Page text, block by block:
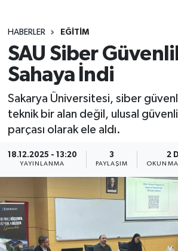
HABERLER EĞİTİM
SAU Siber
Sahaya İndi
Sakarya Üniversitesi, siber
teknik bir alan değil, ulusal
parçası olarak ele aldı.
18.12.2025 - 13:20
YAYINLANMA
3
PAYLAŞIM
2
OKUNMA